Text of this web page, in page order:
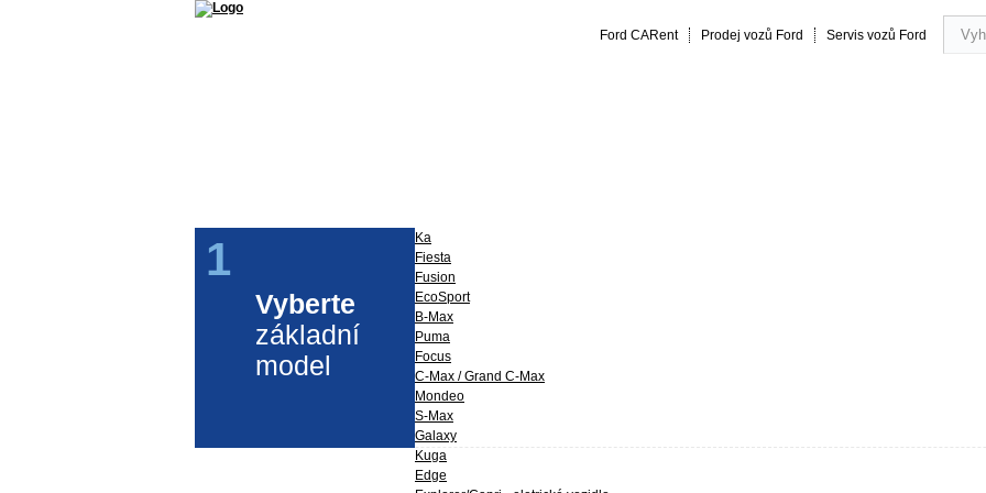
Vyberte
základní
model
1
Ka
Fiesta
Fusion
EcoSport
B-Max
Puma
Focus
C-Max / Grand C-Max
Mondeo
S-Max
Galaxy
Kuga
Edge
Ford CARent Prodej vozů Ford Servis vozů Ford